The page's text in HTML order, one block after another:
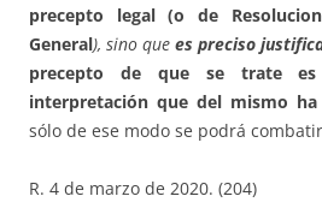
precepto legal (o de
General), sino que es preciso
precepto de que se trate
interpretación que del mismo
sólo de ese modo se podrá
R. 4 de marzo de 2020. (204)